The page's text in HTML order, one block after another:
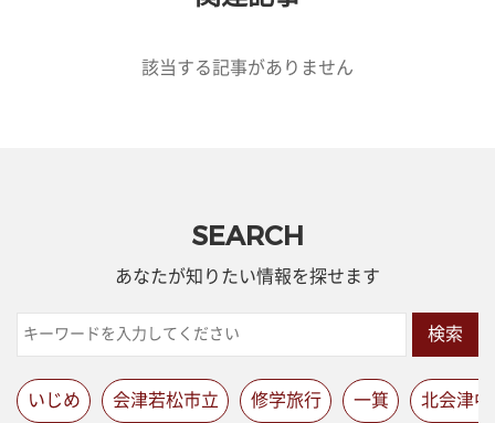
該当する記事がありません
SEARCH
あなたが知りたい情報を探せます
検索
いじめ 会津若松市立 修学旅行 一箕 北会津中